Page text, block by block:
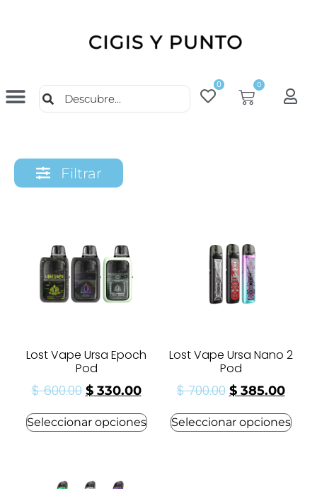
0 0
Filtrar
Lost Vape Ursa Epoch
Pod
$600.00 $330.00
Seleccionar opciones
Lost Vape Ursa Nano 2
Pod
$700.00 $385.00
Seleccionar opciones